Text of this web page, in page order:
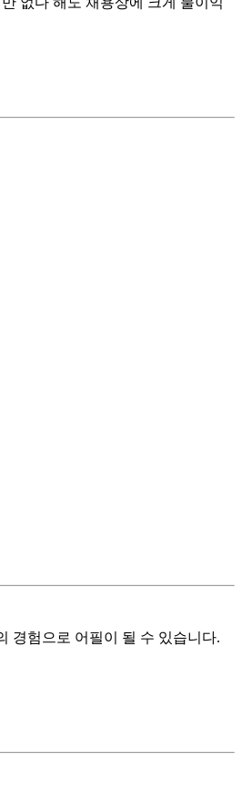
경험으로 어필이 될 수 있습니다.